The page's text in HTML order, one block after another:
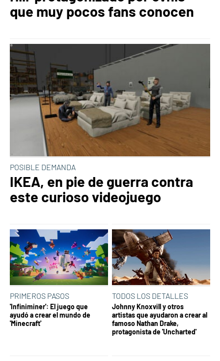
que muy pocos fans conocen
POSIBLE DEMANDA
IKEA, en pie de guerra contra
este curioso videojuego
PRIMEROS PASOS
'Infiniminer': El juego que
ayudó a crear el mundo de
'Minecraft'
TODOS LOS DETALLES
Johnny Knoxvill y otros
artistas que ayudaron a crear al
famoso Nathan Drake,
protagonista de 'Uncharted'